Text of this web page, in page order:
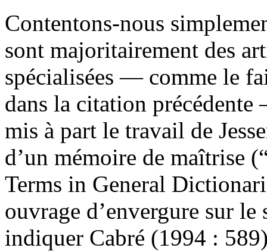
Contentons-nous
sont majoritairement des
spécialisées — comme le
dans la citation précédente
mis à part le travail de
d’un mémoire de maîtrise
Terms in General
ouvrage d’envergure sur le
indiquer Cabré (1994 :